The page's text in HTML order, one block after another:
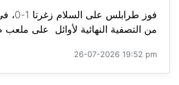
فوز
من التصفية النهائية لأوائل على ملعب
26-07-2026 19:52 pm